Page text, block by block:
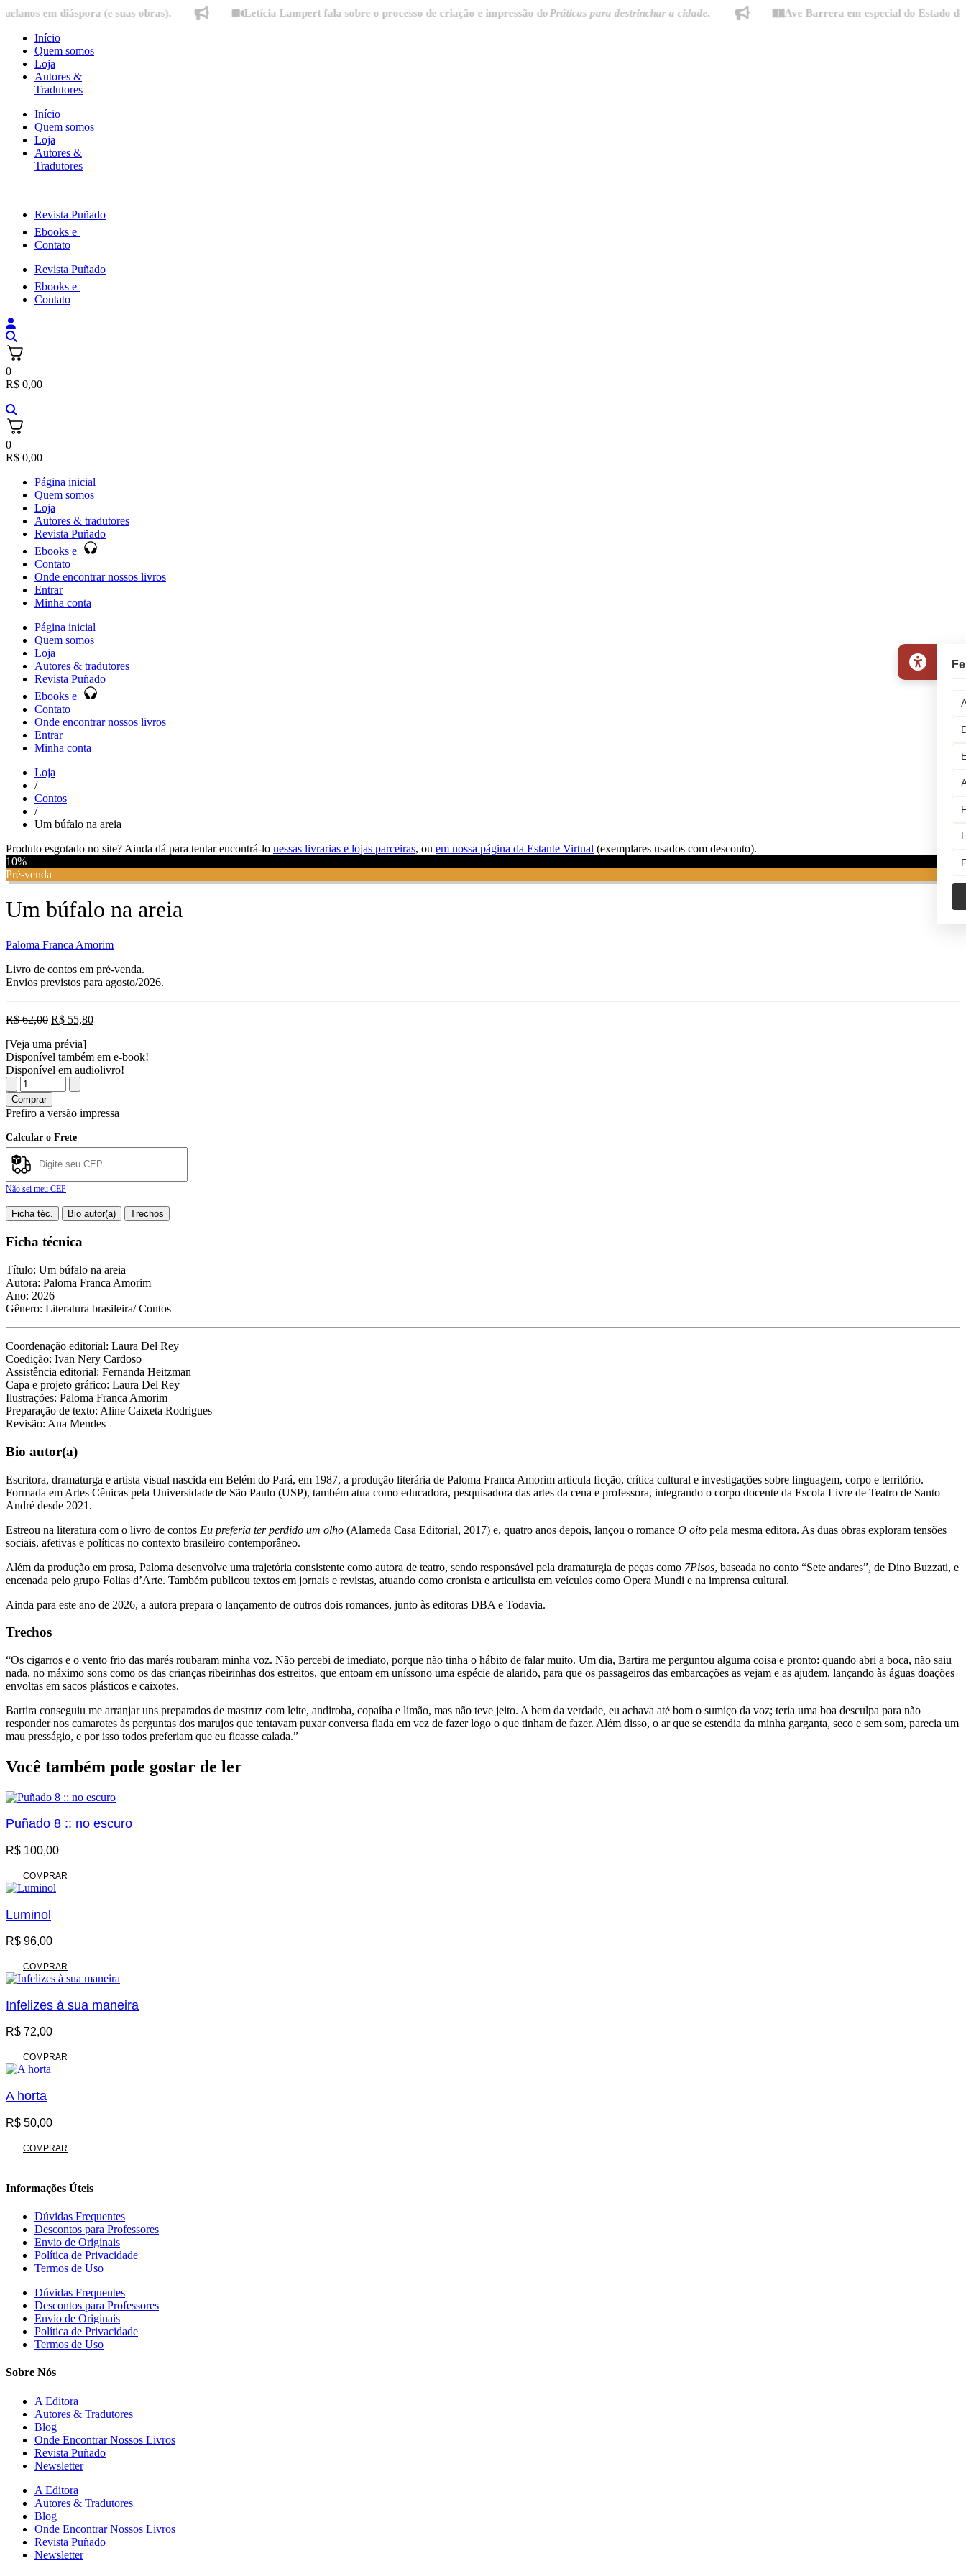
Ir
conteúdo
diáspora (e suas obras). Letícia Lampert fala sobre o processo de criação e impressão doPráticas para destrinchar a cidade. Ave Barrera em especial do Estado de Minas:
Início
Quem somos
Loja
Autores &
Tradutores
Início
Quem somos
Loja
Autores &
Tradutores
Revista Puñado
Ebooks e
Contato
Revista Puñado
Ebooks e
Contato
0
R$ 0,00
0
R$ 0,00
Página inicial
Quem somos
Loja
Autores & tradutores
Revista Puñado
Ebooks e
Contato
Onde encontrar nossos livros
Entrar
Minha conta
Página inicial
Quem somos
Loja
Autores & tradutores
Revista Puñado
Ebooks e
Contato
Onde encontrar nossos livros
Entrar
Minha conta
Loja
/
Contos
/
Um búfalo na areia
Produto esgotado no site? Ainda dá para tentar encontrá-lo nessas livrarias e lojas parceiras, ou em nossa página da Estante Virtual (exemplares usados com desconto).
10%
Pré-venda
Um búfalo na areia
Paloma Franca Amorim
Livro de contos em pré-venda.
Envios previstos para agosto/2026.
R$62,00 O
original
era:
R$ 62,00.
R$ 55,80O
é:
R$ 55,80.
[Veja uma prévia]
Disponível também em e-book!
Disponível em audiolivro!
Um
búfalo
na
areia
quantidade
Comprar
Prefiro a versão impressa
Calcular o Frete
Não sei meu CEP
Ficha téc. Bio autor(a) Trechos
Ficha técnica
Título: Um búfalo na areia
Autora: Paloma Franca Amorim
Ano: 2026
Gênero: Literatura brasileira/ Contos
Coordenação editorial: Laura Del Rey
Coedição: Ivan Nery Cardoso
Assistência editorial: Fernanda Heitzman
Capa e projeto gráfico: Laura Del Rey
Ilustrações: Paloma Franca Amorim
Preparação de texto: Aline Caixeta Rodrigues
Revisão: Ana Mendes
Bio autor(a)
Escritora, dramaturga e artista visual nascida em Belém do Pará, em 1987, a produção literária de Paloma Franca Amorim articula ficção, crítica cultural e investigações sobre linguagem, corpo e território.
Formada em Artes Cênicas pela Universidade de São Paulo (USP), também atua como educadora, pesquisadora das artes da cena e professora, integrando o corpo docente da Escola Livre de Teatro de Santo
André desde 2021.
Estreou na literatura com o livro de contos Eu preferia ter perdido um olho (Alameda Casa Editorial, 2017) e, quatro anos depois, lançou o romance O oito pela mesma editora. As duas obras exploram tensões
sociais, afetivas e políticas no contexto brasileiro contemporâneo.
Além da produção em prosa, Paloma desenvolve uma trajetória consistente como autora de teatro, sendo responsável pela dramaturgia de peças como 7Pisos, baseada no conto “Sete andares”, de Dino Buzzati, e
encenada pelo grupo Folias d’Arte. Também publicou textos em jornais e revistas, atuando como cronista e articulista em veículos como Opera Mundi e na imprensa cultural.
Ainda para este ano de 2026, a autora prepara o lançamento de outros dois romances, junto às editoras DBA e Todavia.
Trechos
“Os cigarros e o vento frio das marés roubaram minha voz. Não percebi de imediato, porque não tinha o hábito de falar muito. Um dia, Bartira me perguntou alguma coisa e pronto: quando abri a boca, não saiu
nada, no máximo sons como os das crianças ribeirinhas dos estreitos, que entoam em uníssono uma espécie de alarido, para que os passageiros das embarcações as vejam e as ajudem, lançando às águas doações
envoltas em sacos plásticos e caixotes.
Bartira conseguiu me arranjar uns preparados de mastruz com leite, andiroba, copaíba e limão, mas não teve jeito. A bem da verdade, eu achava até bom o sumiço da voz; teria uma boa desculpa para não
responder nos camarotes às perguntas dos marujos que tentavam puxar conversa fiada em vez de fazer logo o que tinham de fazer. Além disso, o ar que se estendia da minha garganta, seco e sem som, parecia um
mau presságio, e por isso todos preferiam que eu ficasse calada.”
Você também pode gostar de ler
Puñado 8 :: no escuro
R$ 100,00
COMPRAR
Luminol
R$ 96,00
COMPRAR
Infelizes à sua maneira
R$ 72,00
COMPRAR
A horta
R$ 50,00
COMPRAR
Informações Úteis
Dúvidas Frequentes
Descontos para Professores
Envio de Originais
Política de Privacidade
Termos de Uso
Dúvidas Frequentes
Descontos para Professores
Envio de Originais
Política de Privacidade
Termos de Uso
Sobre Nós
A Editora
Autores & Tradutores
Blog
Onde Encontrar Nossos Livros
Revista Puñado
Newsletter
A Editora
Autores & Tradutores
Blog
Onde Encontrar Nossos Livros
Revista Puñado
Newsletter